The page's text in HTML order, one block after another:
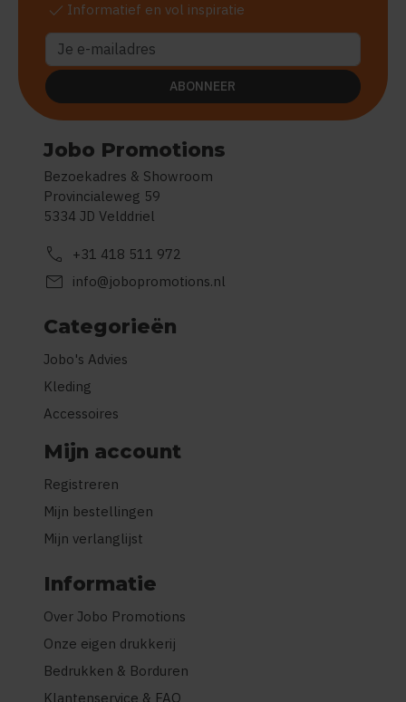
Jobo Promotions
Bezoekadres & Showroom
Provincialeweg 59
5334 JD Velddriel
call +31 418 511 972
mail info@jobopromotions.nl
Categorieën
Jobo's Advies
Kleding
Accessoires
Mijn account
Registreren
Mijn bestellingen
Mijn verlanglijst
Informatie
Over Jobo Promotions
Onze eigen drukkerij
Bedrukken & Borduren
Klantenservice & FAQ
check Informatief en vol inspiratie
ABONNEER